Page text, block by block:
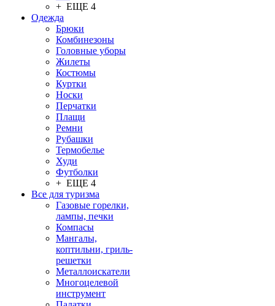
+ ЕЩЕ 4
Одежда
Брюки
Комбинезоны
Головные уборы
Жилеты
Костюмы
Куртки
Носки
Перчатки
Плащи
Ремни
Рубашки
Термобелье
Худи
Футболки
+ ЕЩЕ 4
Все для туризма
Газовые горелки,
лампы, печки
Компасы
Мангалы,
коптильни, гриль-
решетки
Металлоискатели
Многоцелевой
инструмент